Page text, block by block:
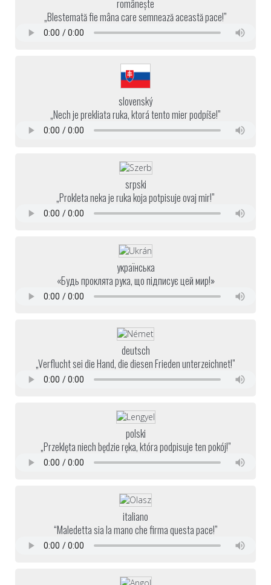
românește
„Blestemată fie mâna care semnează această pace!”
slovenský
„Nech je prekliata ruka, ktorá tento mier podpíše!”
srpski
„Prokleta neka je ruka koja potpisuje ovaj mir!”
українська
«Будь проклята рука, що підписує цей мир!»
deutsch
„Verflucht sei die Hand, die diesen Frieden unterzeichnet!”
polski
„Przeklęta niech będzie ręka, która podpisuje ten pokój!”
italiano
“Maledetta sia la mano che firma questa pace!”